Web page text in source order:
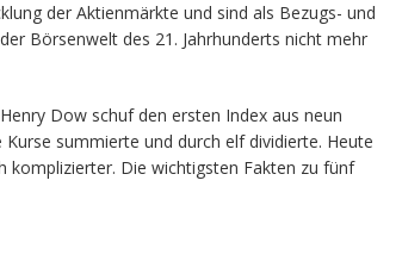
der Aktienmärkte und sind als Bezugs- und
Börsenwelt des 21. Jahrhunderts nicht mehr
Dow schuf den ersten Index aus neun
summierte und durch elf dividierte. Heute
komplizierter. Die wichtigsten Fakten zu fünf